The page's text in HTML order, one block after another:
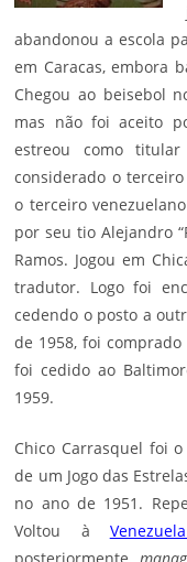
abandonou a escola
em Caracas, embora
Chegou ao beisebol
mas não foi aceito
estreou como
considerado o
o terceiro
por seu tio Alejandro
Ramos. Jogou em
tradutor. Logo foi
cedendo o posto a
de 1958, foi
foi cedido ao
1959.
Chico Carrasquel foi
de um Jogo das
no ano de 1951.
Voltou à